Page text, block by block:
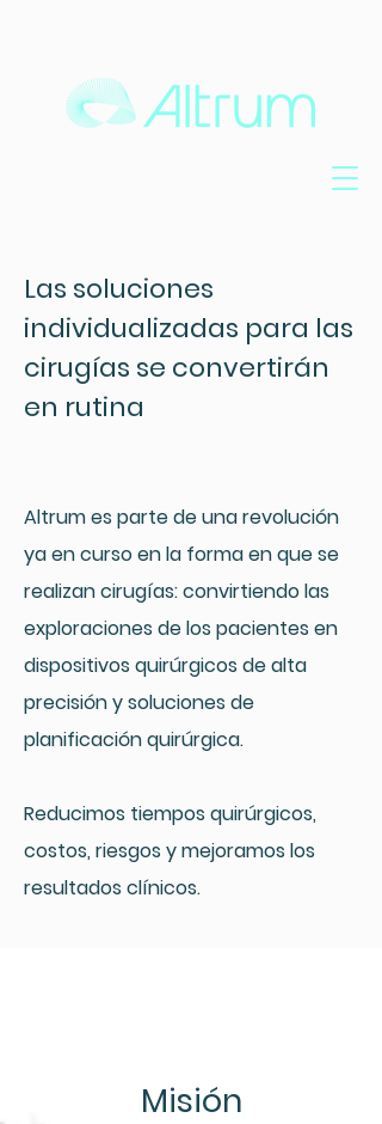
Las soluciones
individualizadas para las
cirugías se convertirán
en rutina
Altrum es parte de una revolución
ya en curso en la forma en que se
realizan cirugías: convirtiendo las
exploraciones de los pacientes en
dispositivos quirúrgicos de alta
precisión y soluciones de
planificación quirúrgica.
Reducimos tiempos quirúrgicos,
costos, riesgos y mejoramos los
resultados clínicos.
Misión